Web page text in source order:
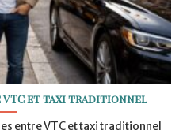
VTC et taxi traditionnel
entre VTC et taxi traditionnel